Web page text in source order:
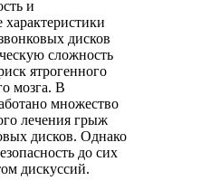
и
дисков
сложность
ятрогенного
мозга. В
множество
лечения грыж
дисков. Однако
до сих
дискуссий.